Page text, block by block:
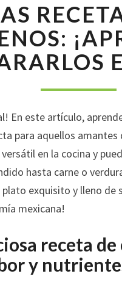
DE
CHILES
A
EN
CASA!
En este artículo,
para aquellos
en la cocina y
hasta carne o
exquisito y lleno de
mexicana!
receta
y